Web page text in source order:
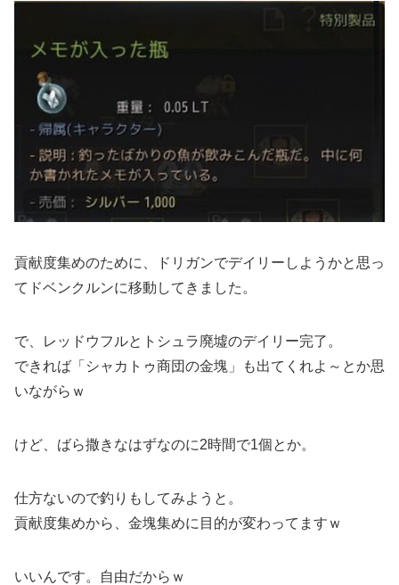
貢献度集めのために、ドリガンでデイリーしようかと思っ
てドベンクルンに移動してきました。
で、レッドウフルとトシュラ廃墟のデイリー完了。
できれば「シャカトゥ商団の金塊」も出てくれよ～とか思
いながらｗ
けど、ばら撒きなはずなのに2時間で1個とか。
仕方ないので釣りもしてみようと。
貢献度集めから、金塊集めに目的が変わってますｗ
いいんです。自由だからｗ